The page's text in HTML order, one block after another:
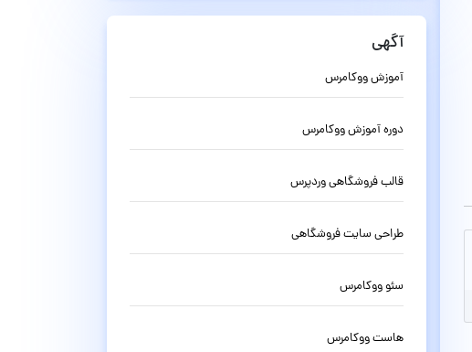
آگهی
آموزش ووکامرس
دوره آموزش ووکامرس
قالب فروشگاهی وردپرس
طراحی سایت فروشگاهی
سئو ووکامرس
هاست ووکامرس